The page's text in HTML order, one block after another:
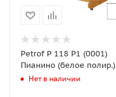
Petrof P 118 P1 (0001)
Пианино (белое полир.)
Нет в наличии